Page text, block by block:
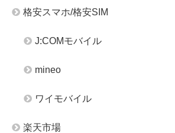
格安スマホ/格安SIM
J:COMモバイル
mineo
ワイモバイル
楽天市場